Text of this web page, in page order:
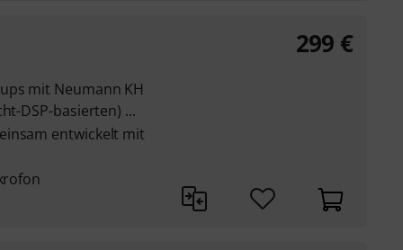
mit Neumann KH
DSP-basierten) ...
entwickelt mit
299 €